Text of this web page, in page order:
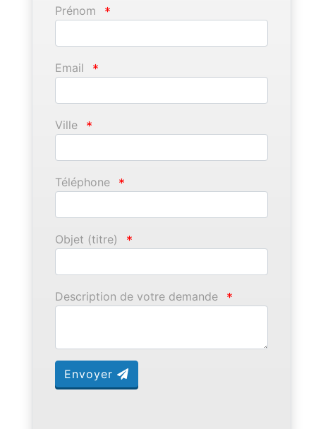
Prénom *
Email *
Ville *
Téléphone *
Objet (titre) *
Description de votre demande *
Envoyer